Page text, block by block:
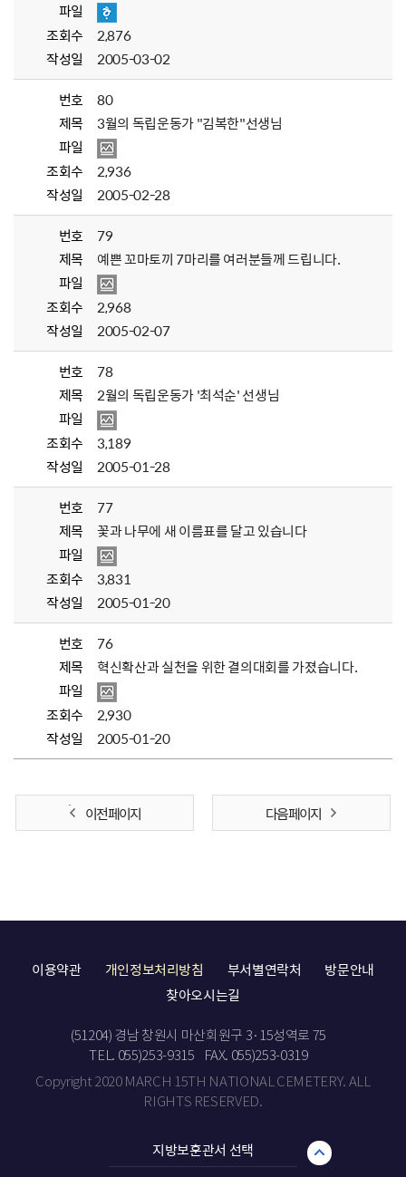
파일
조회수
2,876
작성일
2005-03-02
번호
80
제목
3월의 독립운동가 "김복한"선생님
파일
조회수
2,936
작성일
2005-02-28
번호
79
제목
예쁜 꼬마토끼 7마리를 여러분들께 드립니다.
파일
조회수
2,968
작성일
2005-02-07
번호
78
제목
2월의 독립운동가 '최석순' 선생님
파일
조회수
3,189
작성일
2005-01-28
번호
77
제목
꽃과 나무에 새 이름표를 달고 있습니다
파일
조회수
3,831
작성일
2005-01-20
번호
76
제목
혁신확산과 실천을 위한 결의대회를 가졌습니다.
파일
조회수
2,930
작성일
2005-01-20
이전 페이지 다음 페이지
이용약관 개인정보처리방침 부서별연락처
방문안내
찾아오시는길
(51204) 경남 창원시 마산회원구 3·15성역로 75
TEL. 055)253-9315
FAX. 055)253-0319
Copyright 2020 MARCH 15TH NATIONAL CEMETERY. ALL
RIGHTS RESERVED.
지방보훈관서 선택